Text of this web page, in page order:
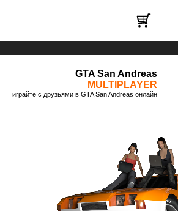
GTA San Andreas
MULTIPLAYER
играйте с друзьями в GTA San Andreas онлайн